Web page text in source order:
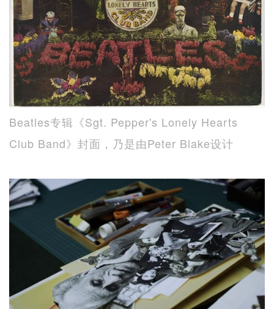
Beatles专辑《Sgt. Pepper's Lonely Hearts
Club Band》封面，乃是由Peter Blake设计